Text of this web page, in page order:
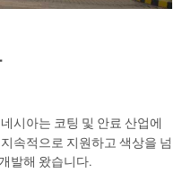
시아는 코팅 및 안료 산업에
속적으로 지원하고 색상을 넘
발해 왔습니다.